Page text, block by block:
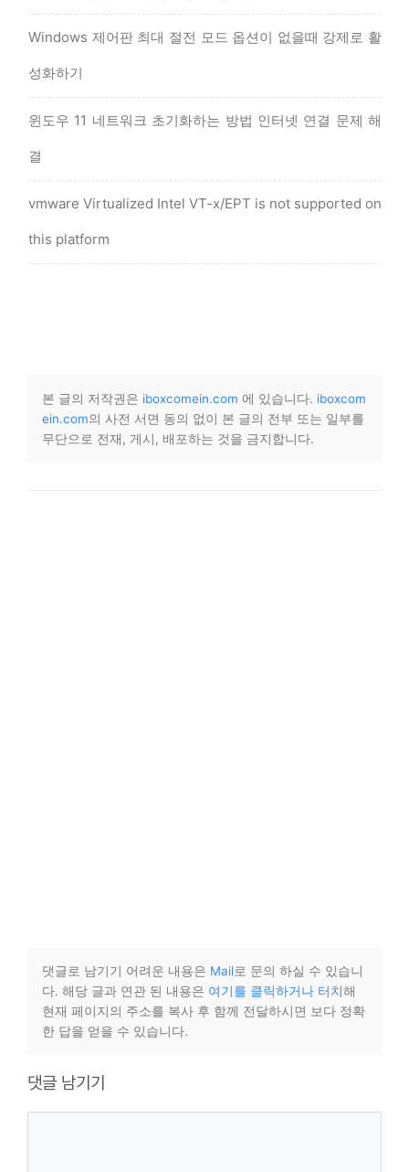
Windows 제어판 최대 절전 모드 옵션이 없을때 강제로 활
성화하기
윈도우 11 네트워크 초기화하는 방법 인터넷 연결 문제 해
결
vmware Virtualized Intel VT-x/EPT is not supported on
this platform
본 글의 저작권은 iboxcomein.com 에 있습니다. iboxcom
ein.com의 사전 서면 동의 없이 본 글의 전부 또는 일부를
무단으로 전재, 게시, 배포하는 것을 금지합니다.
댓글로 남기기 어려운 내용은 Mail로 문의 하실 수 있습니
다. 해당 글과 연관 된 내용은 여기를 클릭하거나 터치해
현재 페이지의 주소를 복사 후 함께 전달하시면 보다 정확
한 답을 얻을 수 있습니다.
댓글 남기기